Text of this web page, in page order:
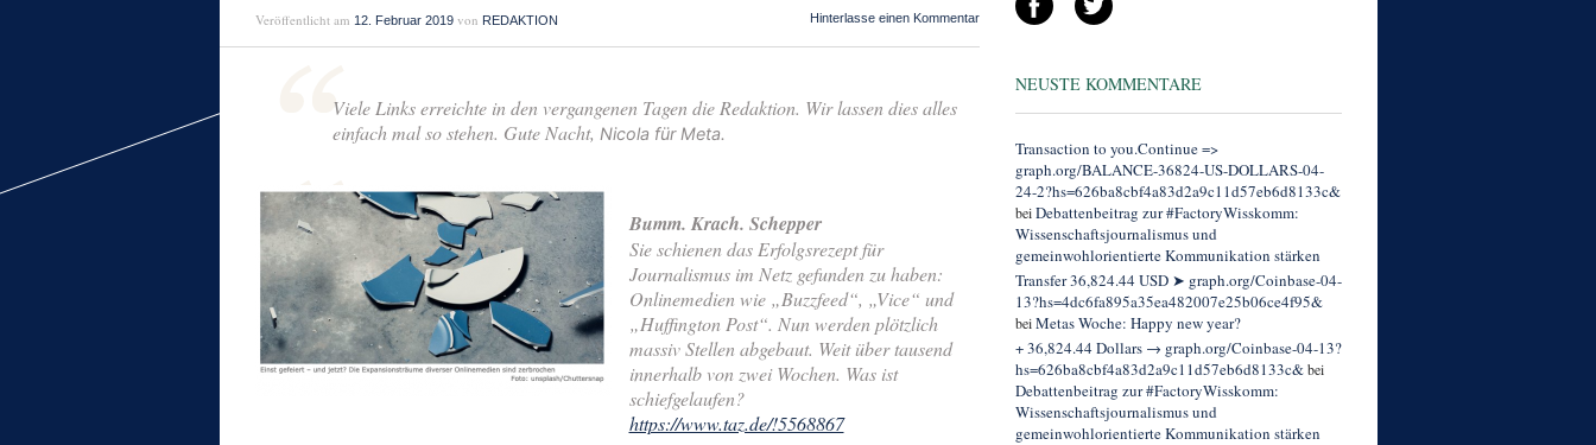
Veröffentlicht am 12. Februar 2019von REDAKTION Hinterlasse einen Kommentar
Viele Links erreichte in den vergangenen Tagen die Redaktion. Wir lassen dies alles
einfach mal so stehen. Gute Nacht, Nicola für Meta.
Bumm. Krach. Schepper
Sie schienen das Erfolgsrezept für
Journalismus im Netz gefunden zu haben:
Onlinemedien wie „Buzzfeed“, „Vice“ und
„Huffington Post“. Nun werden plötzlich
massiv Stellen abgebaut. Weit über tausend
innerhalb von zwei Wochen. Was ist
schiefgelaufen?
https://www.taz.de/!5568867
NEUSTE KOMMENTARE
Transaction to you.Continue =>
graph.org/BALANCE-36824-US-DOLLARS-04-
24-2?hs=626ba8cbf4a83d2a9c11d57eb6d8133c&
beiDebattenbeitrag zur #FactoryWisskomm:
Wissenschaftsjournalismus und
gemeinwohlorientierte Kommunikation stärken
Transfer 36,824.44 USD ➤ graph.org/Coinbase-04-
13?hs=4dc6fa895a35ea482007e25b06ce4f95&
beiMetas Woche: Happy new year?
+ 36,824.44 Dollars → graph.org/Coinbase-04-13?
hs=626ba8cbf4a83d2a9c11d57eb6d8133c&bei
Debattenbeitrag zur #FactoryWisskomm:
Wissenschaftsjournalismus und
gemeinwohlorientierte Kommunikation stärken